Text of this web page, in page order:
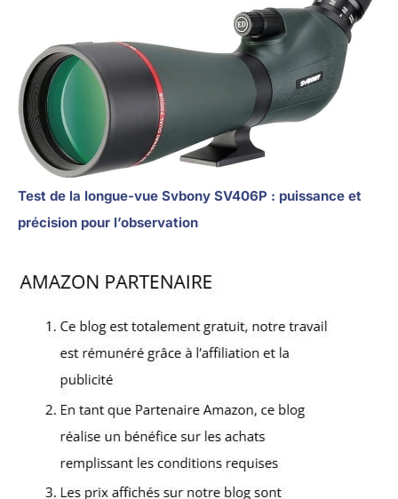
Test de la longue-vue Svbony SV406P : puissance et
précision pour l’observation